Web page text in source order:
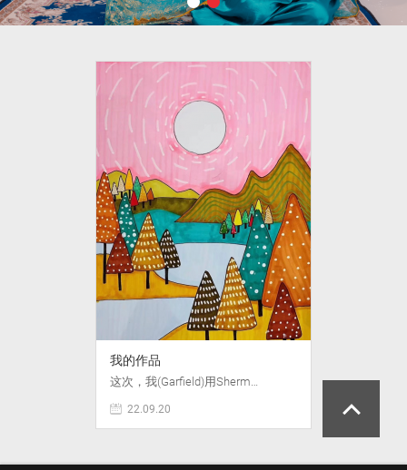
我的作品
这次，我(Garfield)用Sherm…
22.09.20